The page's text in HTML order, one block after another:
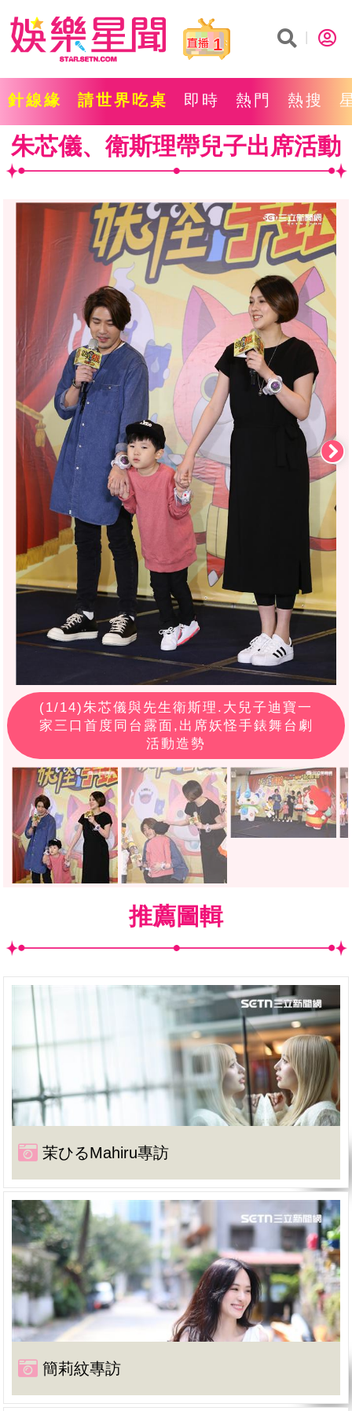
1
針線緣 請世界吃桌 即時 熱門 熱搜
朱芯儀、衛斯理帶兒子出席活動
(1/14)朱芯儀與先生衛斯理.大兒子迪寶一
家三口首度同台露面,出席妖怪手錶舞台劇
活動造勢
推薦圖輯
茉ひるMahiru專訪
簡莉紋專訪